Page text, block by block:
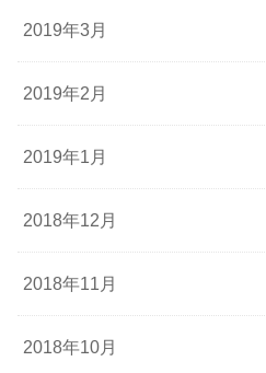
2019年3月
2019年2月
2019年1月
2018年12月
2018年11月
2018年10月